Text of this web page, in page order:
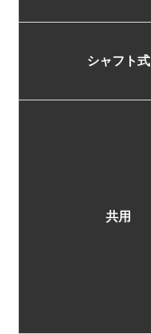
シャフト式
共用